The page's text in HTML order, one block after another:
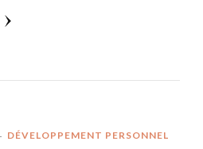
DÉVELOPPEMENT PERSONNEL